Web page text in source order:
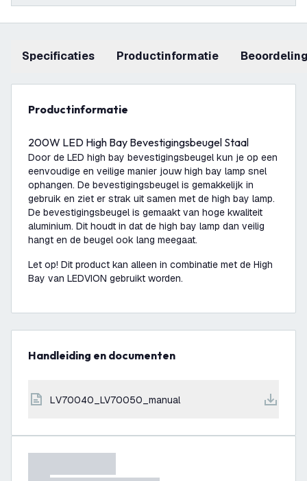
Specificaties productinformatie
productinformatie
200W LED High Bay Bevestigingsbeugel Staal
Door de LED high bay bevestigingsbeugel kun je op een
eenvoudige en veilige manier jouw high bay lamp snel
ophangen. De bevestigingsbeugel is gemakkelijk in
gebruik en ziet er strak uit samen met de high bay lamp.
De bevestigingsbeugel is gemaakt van hoge kwaliteit
aluminium. Dit houdt in dat de high bay lamp dan veilig
hangt en de beugel ook lang meegaat.
Let op! Dit product kan alleen in combinatie met de High
Bay van LEDVION gebruikt worden.
Handleiding en documenten
LV70040_LV70050_manual